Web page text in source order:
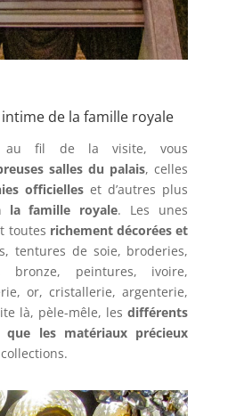
de la famille royale
au fil de la visite, vous
salles du palais, celles
officielles et d’autres plus
la famille royale. Les unes
toutes richement décorées et
tentures de soie, broderies,
bronze, peintures, ivoire,
or, cristallerie, argenterie,
là, pèle-mêle, lesdifférents
les matériaux précieux